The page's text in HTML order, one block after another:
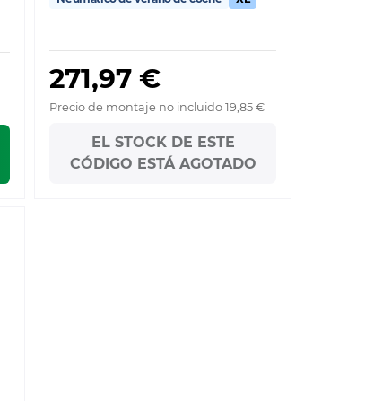
271,97 €
Precio de montaje no incluido 19,85 €
EL STOCK DE ESTE
CÓDIGO ESTÁ AGOTADO